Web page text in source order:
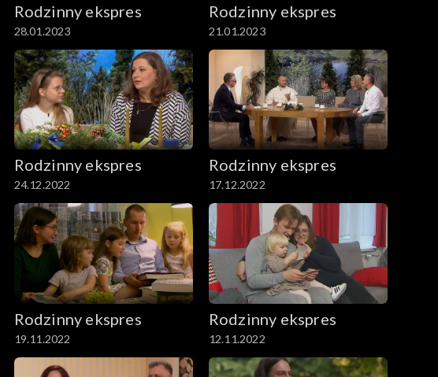
Rodzinny ekspres
28.01.2023
Rodzinny ekspres
21.01.2023
Rodzinny ekspres
24.12.2022
Rodzinny ekspres
17.12.2022
Rodzinny ekspres
19.11.2022
Rodzinny ekspres
12.11.2022